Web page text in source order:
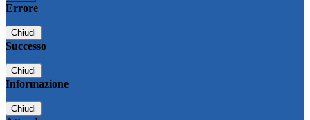
Errore
Chiudi
Successo
Chiudi
Informazione
Chiudi